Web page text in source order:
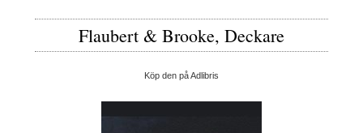
Flaubert & Brooke, Deckare
Köp den på Adlibris